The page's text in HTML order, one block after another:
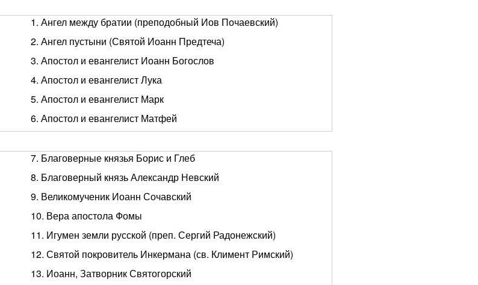
1. Ангел между братии (преподобный Иов Почаевский)
2. Ангел пустыни (Святой Иоанн Предтеча)
3. Апостол и евангелист Иоанн Богослов
4. Апостол и евангелист Лука
5. Апостол и евангелист Марк
6. Апостол и евангелист Матфей
7. Благоверные князья Борис и Глеб
8. Благоверный князь Александр Невский
9. Великомученик Иоанн Сочавский
10. Вера апостола Фомы
11. Игумен земли русской (преп. Сергий Радонежский)
12. Святой покровитель Инкермана (св. Климент Римский)
13. Иоанн, Затворник Святогорский